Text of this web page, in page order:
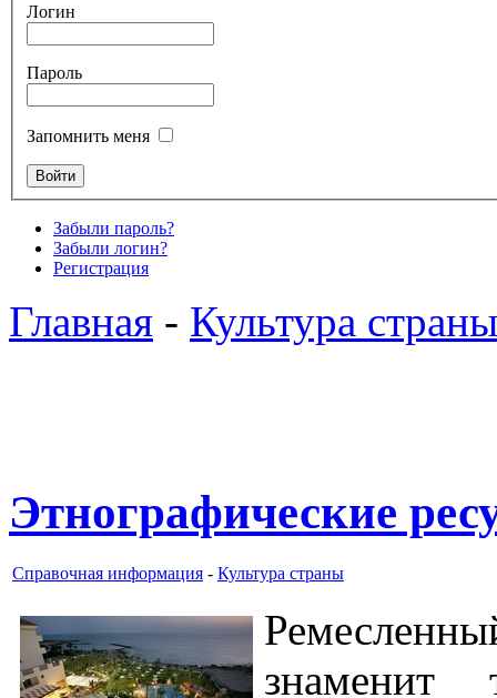
Логин
Пароль
Запомнить меня
Забыли пароль?
Забыли логин?
Регистрация
Главная - Культура страны
Этнографические
Справочная информация - Культура страны
знаменит